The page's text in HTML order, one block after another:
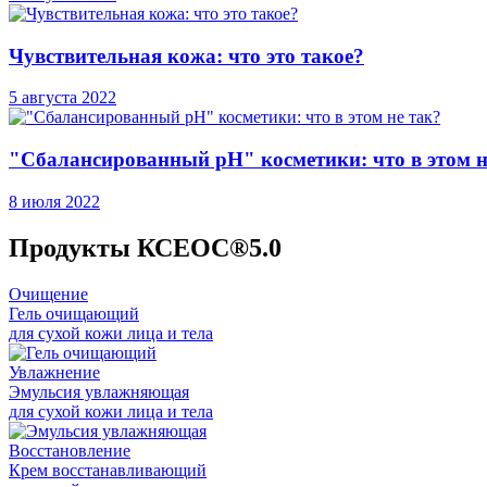
Чувствительная кожа: что это такое?
5 августа 2022
"Сбалансированный рН" косметики: что в этом
8 июля 2022
Продукты КСЕОС®5.0
Очищение
Гель очищающий
для сухой кожи лица и тела
Увлажнение
Эмульсия увлажняющая
для сухой кожи лица и тела
Восстановление
Крем восстанавливающий